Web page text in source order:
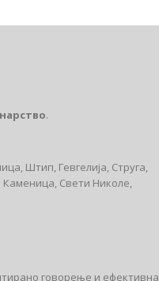
.
Штип, Гевгелија, Струга,
Свети Николе,
говорење и ефективна